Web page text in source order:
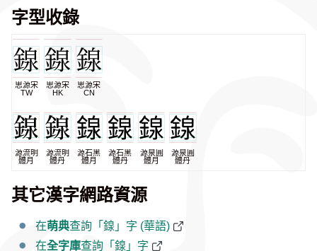
字型收錄
思源宋
TW
思源宋
HK
思源宋
CN
源流明
體月
源流明
體丹
源石黑
體月
源石黑
體丹
源泉圓
體月
源泉圓
體丹
其它漢字網路資源
在萌典查詢「䤼」字 (華語)
在全字庫查詢「䤼」字